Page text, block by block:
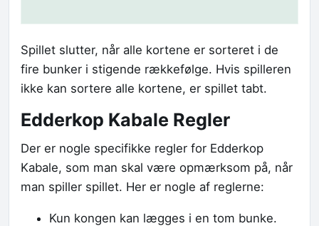
Spillet slutter, når alle kortene er sorteret i de
fire bunker i stigende rækkefølge. Hvis spilleren
ikke kan sortere alle kortene, er spillet tabt.
Edderkop Kabale Regler
Der er nogle specifikke regler for Edderkop
Kabale, som man skal være opmærksom på, når
man spiller spillet. Her er nogle af reglerne:
Kun kongen kan lægges i en tom bunke.